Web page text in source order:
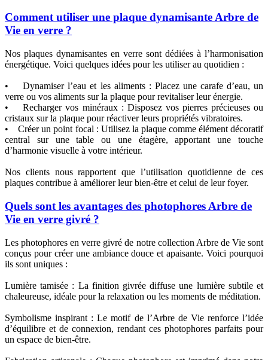
Comment utiliser une plaque dynamisante Arbre de
Vie en verre ?
Nos plaques dynamisantes en verre sont dédiées à l’harmonisation
énergétique. Voici quelques idées pour les utiliser au quotidien :
• Dynamiser l’eau et les aliments : Placez une carafe d’eau, un
verre ou vos aliments sur la plaque pour revitaliser leur énergie.
• Recharger vos minéraux : Disposez vos pierres précieuses ou
cristaux sur la plaque pour réactiver leurs propriétés vibratoires.
• Créer un point focal : Utilisez la plaque comme élément décoratif
central sur une table ou une étagère, apportant une touche
d’harmonie visuelle à votre intérieur.
Nos clients nous rapportent que l’utilisation quotidienne de ces
plaques contribue à améliorer leur bien-être et celui de leur foyer.
Quels sont les avantages des photophores Arbre de
Vie en verre givré ?
Les photophores en verre givré de notre collection Arbre de Vie sont
conçus pour créer une ambiance douce et apaisante. Voici pourquoi
ils sont uniques :
Lumière tamisée : La finition givrée diffuse une lumière subtile et
chaleureuse, idéale pour la relaxation ou les moments de méditation.
Symbolisme inspirant : Le motif de l’Arbre de Vie renforce l’idée
d’équilibre et de connexion, rendant ces photophores parfaits pour
un espace de bien-être.